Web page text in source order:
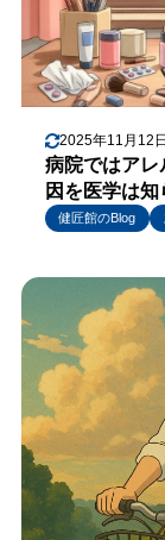
2025年11月12日
病院ではア
因を医学は知
健匠館のBlog